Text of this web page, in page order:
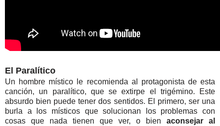
El Paralítico
Un hombre místico le recomienda al protagonista de esta
canción, un paralítico, que se extirpe el trigémino. Este
absurdo bien puede tener dos sentidos. El primero, ser una
burla a los místicos que solucionan los problemas con
cosas que nada tienen que ver, o bien aconsejar al